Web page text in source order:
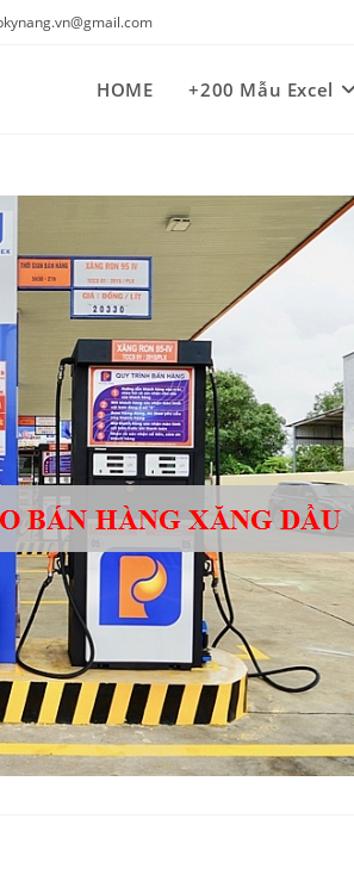
HOME +200 Mẫu Excel